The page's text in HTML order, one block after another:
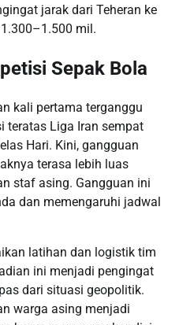
jarak dari Teheran ke
mil.
Sepak Bola
kali pertama terganggu
teratas Liga Iran sempat
Hari. Kini, gangguan
terasa lebih luas
staf asing. Gangguan ini
dan memengaruhi jadwal
latihan dan logistik tim
ini menjadi pengingat
dari situasi geopolitik.
warga asing menjadi